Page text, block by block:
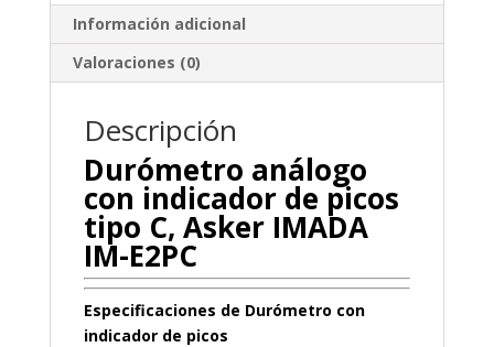
Información adicional
Valoraciones (0)
Descripción
Durómetro análogo
con indicador de picos
tipo C, Asker IMADA
IM-E2PC
Especificaciones de Durómetro con
indicador de picos